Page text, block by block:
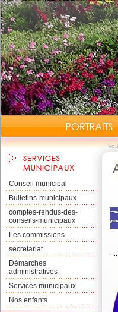
Conseil municipal
Bulletins-municipaux
comptes-rendus-des-
conseils-municipaux
Les commissions
secretariat
Démarches
administratives
Services municipaux
Nos enfants